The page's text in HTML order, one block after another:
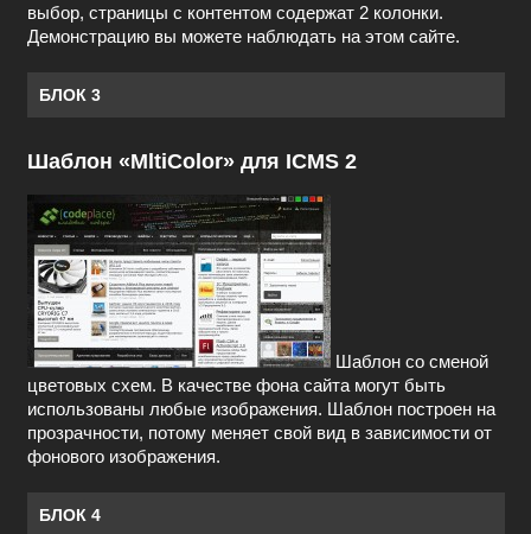
выбор, страницы с контентом содержат 2 колонки.
Демонстрацию вы можете наблюдать на этом сайте.
БЛОК 3
Шаблон «MltiColor» для ICMS 2
Шаблон со сменой
цветовых схем. В качестве фона сайта могут быть
использованы любые изображения. Шаблон построен на
прозрачности, потому меняет свой вид в зависимости от
фонового изображения.
БЛОК 4